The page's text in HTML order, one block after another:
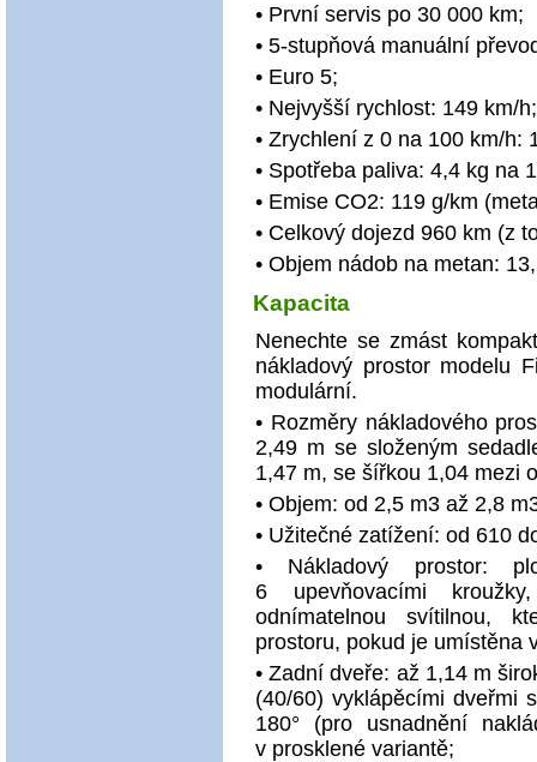
• První servis po 30 000 km;
• 5-stupňová manuální
• Euro 5;
• Nejvyšší rychlost: 149 km/h;
• Zrychlení z 0 na 100 km/h:
• Spotřeba paliva: 4,4 kg na
• Emise CO2: 119 g/km
• Celkový dojezd 960 km (z
• Objem nádob na metan:
Kapacita
Nenechte se zmást
nákladový prostor modelu
modulární.
• Rozměry nákladového
2,49 m se složeným
1,47 m, se šířkou 1,04 mezi
• Objem: od 2,5 m3 až 2,8
• Užitečné zatížení: od 610
• Nákladový prostor:
6 upevňovacími
odnímatelnou svítilnou,
prostoru, pokud je umístěna
• Zadní dveře: až 1,14 m
(40/60) vyklápěcími dveřmi
180° (pro usnadnění
v prosklené variantě;